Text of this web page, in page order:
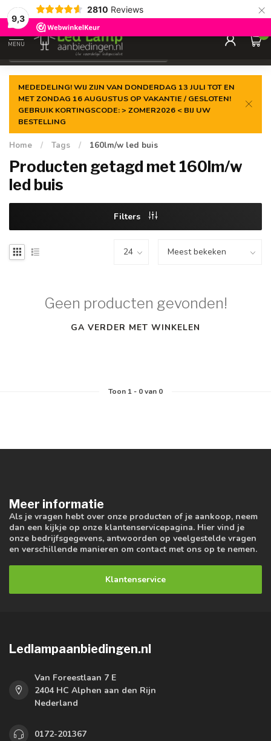
9,3
2810 Reviews ×
Gegarandeerde delaagste prijs
MENU
0
MEDEDELING! WIJ ZIJN VAN DONDERDAG 13 JULI TOT EN
MET ZONDAG 16 AUGUSTUS OP VAKANTIE / GESLOTEN!
GEBRUIK KORTINGSCODE: > ZOMER2026 < BIJ UW
BESTELLING
Home / Tags / 160lm/w led buis
Producten getagd met 160lm/w
led buis
Filters
Geen producten gevonden!
GA VERDER MET WINKELEN
Toon 1- 0van 0
Meer informatie
Als je vragen hebt over onze producten of je aankoop, neem
dan een kijkje op onze klantenservicepagina. Hier vind je
onze bedrijfsgegevens, antwoorden op veelgestelde vragen
en verschillende manieren om contact met ons op te nemen.
Klantenservice
Ledlampaanbiedingen.nl
Van Foreestlaan 7 E
2404 HC Alphen aan den Rijn
Nederland
0172-201367